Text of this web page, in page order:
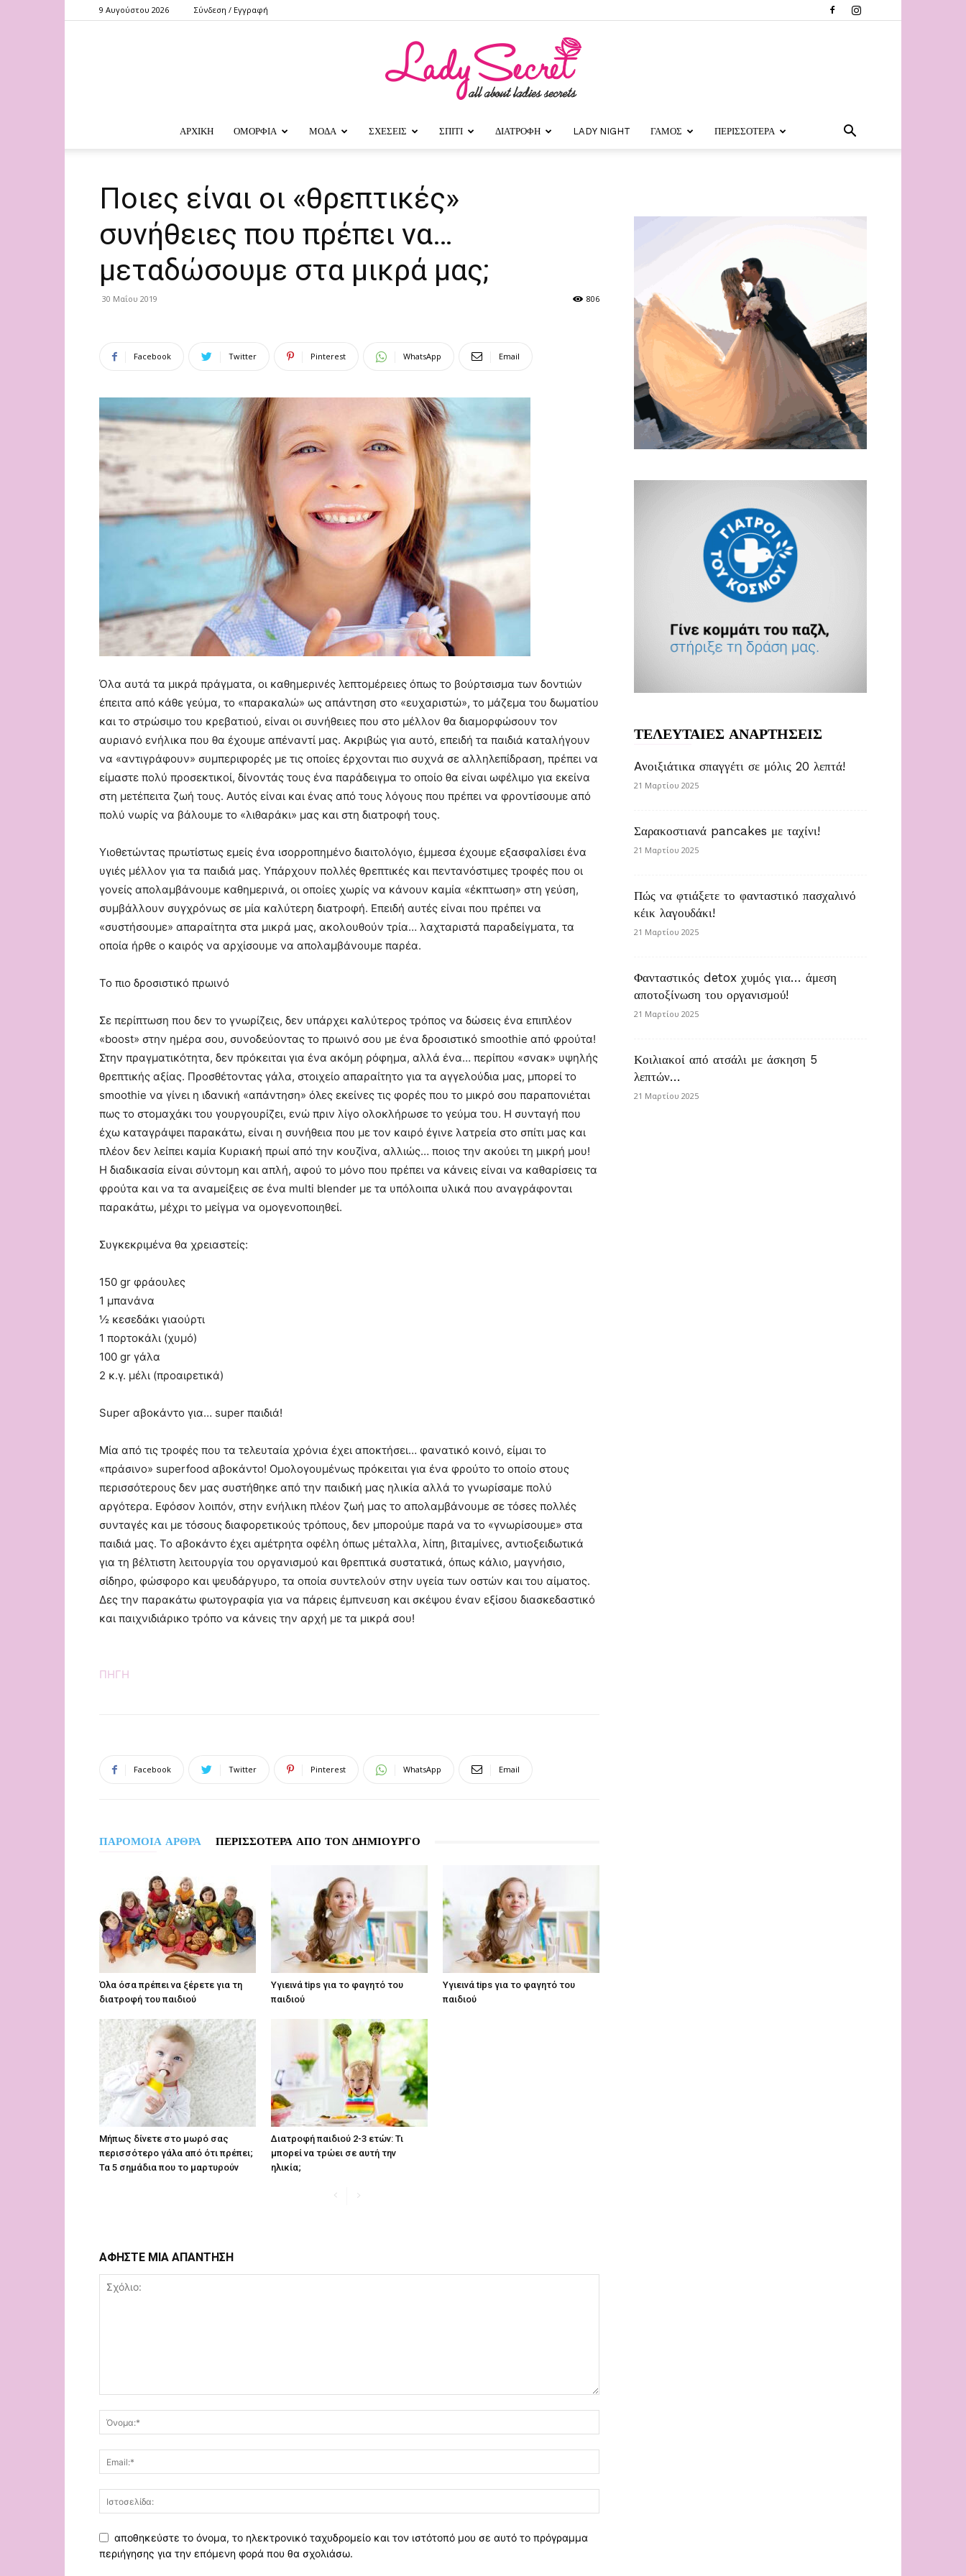
9 Αυγούστου 2026 Σύνδεση / Εγγραφή
ΑΡΧΙΚΗ ΟΜΟΡΦΙΑ ΜΟΔΑ ΣΧΕΣΕΙΣ ΣΠΙΤΙ ΔΙΑΤΡΟΦΗ LADY NIGHT ΓΑΜΟΣ ΠΕΡΙΣΣΟΤΕΡΑ
Ποιες είναι οι «θρεπτικές»
συνήθειες που πρέπει να…
μεταδώσουμε στα μικρά μας;
30 Μαΐου 2019 806
Facebook Twitter Pinterest WhatsApp Email
Όλα αυτά τα μικρά πράγματα, οι καθημερινές λεπτομέρειες όπως το βούρτσισμα των δοντιών
έπειτα από κάθε γεύμα, το «παρακαλώ» ως απάντηση στο «ευχαριστώ», το μάζεμα του δωματίου
και το στρώσιμο του κρεβατιού, είναι οι συνήθειες που στο μέλλον θα διαμορφώσουν τον
αυριανό ενήλικα που θα έχουμε απέναντί μας. Ακριβώς για αυτό, επειδή τα παιδιά καταλήγουν
να «αντιγράφουν» συμπεριφορές με τις οποίες έρχονται πιο συχνά σε αλληλεπίδραση, πρέπει να
είμαστε πολύ προσεκτικοί, δίνοντάς τους ένα παράδειγμα το οποίο θα είναι ωφέλιμο για εκείνα
στη μετέπειτα ζωή τους. Αυτός είναι και ένας από τους λόγους που πρέπει να φροντίσουμε από
πολύ νωρίς να βάλουμε το «λιθαράκι» μας και στη διατροφή τους.
Υιοθετώντας πρωτίστως εμείς ένα ισορροπημένο διαιτολόγιο, έμμεσα έχουμε εξασφαλίσει ένα
υγιές μέλλον για τα παιδιά μας. Υπάρχουν πολλές θρεπτικές και πεντανόστιμες τροφές που οι
γονείς απολαμβάνουμε καθημερινά, οι οποίες χωρίς να κάνουν καμία «έκπτωση» στη γεύση,
συμβάλλουν συγχρόνως σε μία καλύτερη διατροφή. Επειδή αυτές είναι που πρέπει να
«συστήσουμε» απαραίτητα στα μικρά μας, ακολουθούν τρία… λαχταριστά παραδείγματα, τα
οποία ήρθε ο καιρός να αρχίσουμε να απολαμβάνουμε παρέα.
Το πιο δροσιστικό πρωινό
Σε περίπτωση που δεν το γνωρίζεις, δεν υπάρχει καλύτερος τρόπος να δώσεις ένα επιπλέον
«boost» στην ημέρα σου, συνοδεύοντας το πρωινό σου με ένα δροσιστικό smoothie από φρούτα!
Στην πραγματικότητα, δεν πρόκειται για ένα ακόμη ρόφημα, αλλά ένα… περίπου «σνακ» υψηλής
θρεπτικής αξίας. Προσθέτοντας γάλα, στοιχείο απαραίτητο για τα αγγελούδια μας, μπορεί το
smoothie να γίνει η ιδανική «απάντηση» όλες εκείνες τις φορές που το μικρό σου παραπονιέται
πως το στομαχάκι του γουργουρίζει, ενώ πριν λίγο ολοκλήρωσε το γεύμα του. Η συνταγή που
έχω καταγράψει παρακάτω, είναι η συνήθεια που με τον καιρό έγινε λατρεία στο σπίτι μας και
πλέον δεν λείπει καμία Κυριακή πρωί από την κουζίνα, αλλιώς… ποιος την ακούει τη μικρή μου!
Η διαδικασία είναι σύντομη και απλή, αφού το μόνο που πρέπει να κάνεις είναι να καθαρίσεις τα
φρούτα και να τα αναμείξεις σε ένα multi blender με τα υπόλοιπα υλικά που αναγράφονται
παρακάτω, μέχρι το μείγμα να ομογενοποιηθεί.
Συγκεκριμένα θα χρειαστείς:
150 gr φράουλες
1 μπανάνα
½ κεσεδάκι γιαούρτι
1 πορτοκάλι (χυμό)
100 gr γάλα
2 κ.γ. μέλι (προαιρετικά)
Super αβοκάντο για… super παιδιά!
Μία από τις τροφές που τα τελευταία χρόνια έχει αποκτήσει… φανατικό κοινό, είμαι το
«πράσινο» superfood αβοκάντο! Ομολογουμένως πρόκειται για ένα φρούτο το οποίο στους
περισσότερους δεν μας συστήθηκε από την παιδική μας ηλικία αλλά το γνωρίσαμε πολύ
αργότερα. Εφόσον λοιπόν, στην ενήλικη πλέον ζωή μας το απολαμβάνουμε σε τόσες πολλές
συνταγές και με τόσους διαφορετικούς τρόπους, δεν μπορούμε παρά να το «γνωρίσουμε» στα
παιδιά μας. Το αβοκάντο έχει αμέτρητα οφέλη όπως μέταλλα, λίπη, βιταμίνες, αντιοξειδωτικά
για τη βέλτιστη λειτουργία του οργανισμού και θρεπτικά συστατικά, όπως κάλιο, μαγνήσιο,
σίδηρο, φώσφορο και ψευδάργυρο, τα οποία συντελούν στην υγεία των οστών και του αίματος.
Δες την παρακάτω φωτογραφία για να πάρεις έμπνευση και σκέψου έναν εξίσου διασκεδαστικό
και παιχνιδιάρικο τρόπο να κάνεις την αρχή με τα μικρά σου!
ΠΗΓΗ
Facebook Twitter Pinterest WhatsApp Email
ΠΑΡΟΜΟΙΑ ΑΡΘΡΑ ΠΕΡΙΣΣΟΤΕΡΑ ΑΠΟ ΤΟΝ ΔΗΜΙΟΥΡΓΟ
Όλα όσα πρέπει να ξέρετε για τη
διατροφή του παιδιού
Υγιεινά tips για το φαγητό του
παιδιού
Υγιεινά tips για το φαγητό του
παιδιού
Mήπως δίνετε στο μωρό σας
περισσότερο γάλα από ότι πρέπει;
Τα 5 σημάδια που το μαρτυρούν
Διατροφή παιδιού 2-3 ετών: Τι
μπορεί να τρώει σε αυτή την
ηλικία;
ΑΦΗΣΤΕ ΜΙΑ ΑΠΑΝΤΗΣΗ
αποθηκεύστε το όνομα, το ηλεκτρονικό ταχυδρομείο και τον ιστότοπό μου σε αυτό το πρόγραμμα
περιήγησης για την επόμενη φορά που θα σχολιάσω.
ΤΕΛΕΥΤΑΙΕΣ ΑΝΑΡΤΗΣΕΙΣ
Aνοιξιάτικα σπαγγέτι σε μόλις 20 λεπτά!
21 Μαρτίου 2025
Σαρακοστιανά pancakes με ταχίνι!
21 Μαρτίου 2025
Πώς να φτιάξετε το φανταστικό πασχαλινό
κέικ λαγουδάκι!
21 Μαρτίου 2025
Φανταστικός detox χυμός για… άμεση
αποτοξίνωση του οργανισμού!
21 Μαρτίου 2025
Κοιλιακοί από ατσάλι με άσκηση 5
λεπτών…
21 Μαρτίου 2025